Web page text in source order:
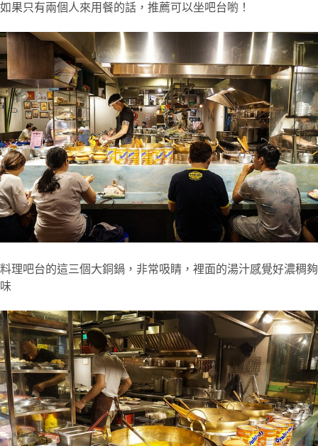
如果只有兩個人來用餐的話，推薦可以坐吧台喲！
料理吧台的這三個大銅鍋，非常吸睛，裡面的湯汁感覺好濃稠夠
味